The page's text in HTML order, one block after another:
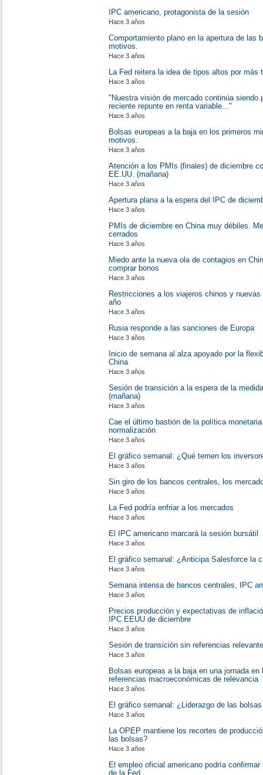
IPC americano, protagonista de la sesión
Hace 3 años
Comportamiento plano en la apertura de las
motivos.
Hace 3 años
La Fed reitera la idea de tipos altos por más
Hace 3 años
"Nuestra visión de mercado continúa siendo
reciente repunte en renta variable..."
Hace 3 años
Bolsas europeas a la baja en los primeros
motivos.
Hace 3 años
Atención a los PMIs (finales) de diciembre
EE.UU. (mañana)
Hace 3 años
Apertura plana a la espera del IPC de
Hace 3 años
PMIs de diciembre en China muy débiles.
cerrados
Hace 3 años
Miedo ante la nueva ola de contagios en
comprar bonos
Hace 3 años
Restricciones a los viajeros chinos y
año
Hace 3 años
Rusia responde a las sanciones de Europa
Hace 3 años
Inicio de semana al alza apoyado por la
China
Hace 3 años
Sesión de transición a la espera de la
(mañana)
Hace 3 años
Cae el último bastión de la política
normalización
Hace 3 años
El gráfico semanal: ¿Qué temen los
Hace 3 años
Sin giro de los bancos centrales, los
Hace 3 años
La Fed podría enfriar a los mercados
Hace 3 años
El IPC americano marcará la sesión bursátil
Hace 3 años
El gráfico semanal: ¿Anticipa Salesforce la
Hace 3 años
Semana intensa de bancos centrales, IPC
Hace 3 años
Precios producción y expectativas de
IPC EEUU de diciembre
Hace 3 años
Sesión de transición sin referencias
Hace 3 años
Bolsas europeas a la baja en una jornada
referencias macroeconómicas de relevancia
Hace 3 años
El gráfico semanal: ¿Liderazgo de las
Hace 3 años
La OPEP mantiene los recortes de
las bolsas?
Hace 3 años
El empleo oficial americano podría
de la Fed